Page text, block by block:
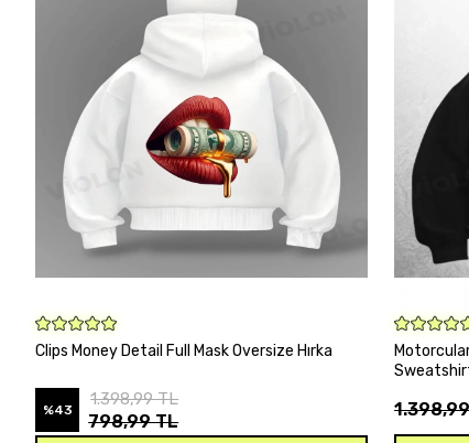
SEPETE EKLE
Clips Money Detail Full Mask Oversize Hırka
%43
1.398,99 TL
798,99 TL